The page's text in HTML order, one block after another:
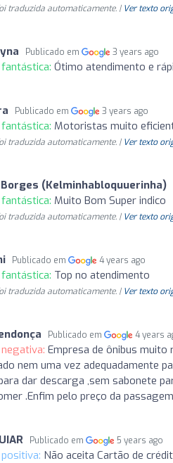
traduzida automaticamente. | Ver texto
Publicado em 3 years ago
Ótimo atendimento e
Publicado em 3 years ago
Motoristas muito
traduzida automaticamente. | Ver texto
(Kelminhabloquuerinha)
Muito Bom Super indico
traduzida automaticamente. | Ver texto
Publicado em 4 years ago
Top no atendimento
traduzida automaticamente. | Ver texto
Publicado em 4 years
Empresa de ônibus muito
nem uma vez adequadamente
dar descarga ,sem sabonete
.Enfim pelo preço da
Publicado em 5 years ago
Não aceita Cartão de